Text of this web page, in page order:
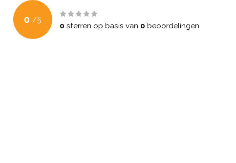
0 /5
0 sterren op basis van 0 beoordelingen